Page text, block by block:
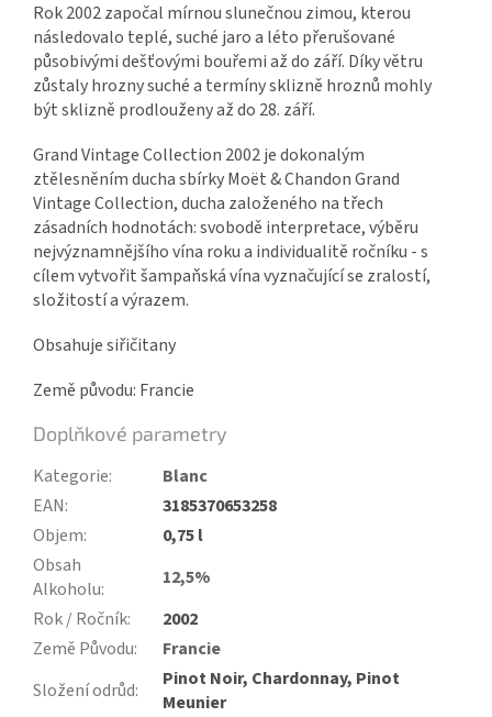
Rok 2002 započal mírnou slunečnou zimou, kterou
následovalo teplé, suché jaro a léto přerušované
působivými dešťovými bouřemi až do září. Díky větru
zůstaly hrozny suché a termíny sklizně hroznů mohly
být sklizně prodlouženy až do 28. září.
Grand Vintage Collection 2002 je dokonalým
ztělesněním ducha sbírky Moët & Chandon Grand
Vintage Collection, ducha založeného na třech
zásadních hodnotách: svobodě interpretace, výběru
nejvýznamnějšího vína roku a individualitě ročníku - s
cílem vytvořit šampaňská vína vyznačující se zralostí,
složitostí a výrazem.
Obsahuje siřičitany
Země původu: Francie
Doplňkové parametry
Kategorie:
Blanc
EAN:
3185370653258
Objem:
0,75 l
Obsah
Alkoholu:
12,5%
Rok / Ročník:
2002
Země Původu:
Francie
Složení odrůd:
Pinot Noir, Chardonnay, Pinot
Meunier